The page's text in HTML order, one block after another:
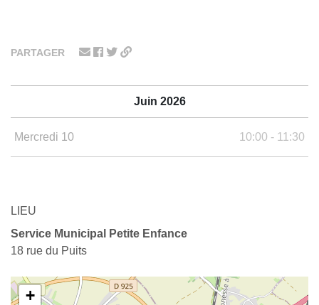
PARTAGER
Juin 2026
Mercredi 10 10:00 - 11:30
LIEU
Service Municipal Petite Enfance
18 rue du Puits
+